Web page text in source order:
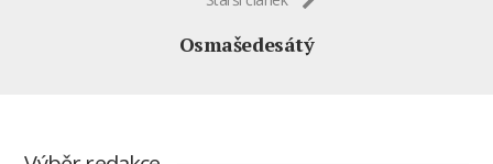
Osmašedesátý